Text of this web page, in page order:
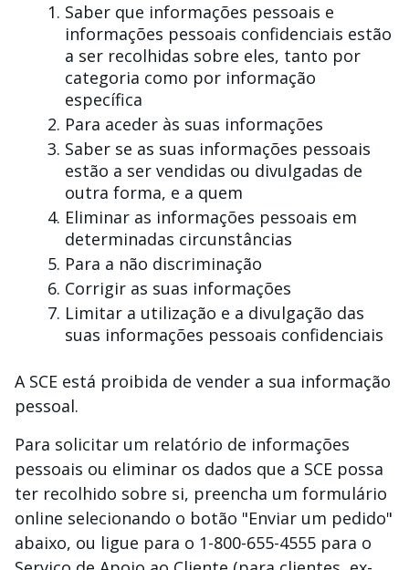
Saber que informações pessoais e
informações pessoais confidenciais estão
a ser recolhidas sobre eles, tanto por
categoria como por informação
específica
Para aceder às suas informações
Saber se as suas informações pessoais
estão a ser vendidas ou divulgadas de
outra forma, e a quem
Eliminar as informações pessoais em
determinadas circunstâncias
Para a não discriminação
Corrigir as suas informações
Limitar a utilização e a divulgação das
suas informações pessoais confidenciais
A SCE está proibida de vender a sua informação
pessoal.
Para solicitar um relatório de informações
pessoais ou eliminar os dados que a SCE possa
ter recolhido sobre si, preencha um formulário
online selecionando o botão "Enviar um pedido"
abaixo, ou ligue para o 1-800-655-4555 para o